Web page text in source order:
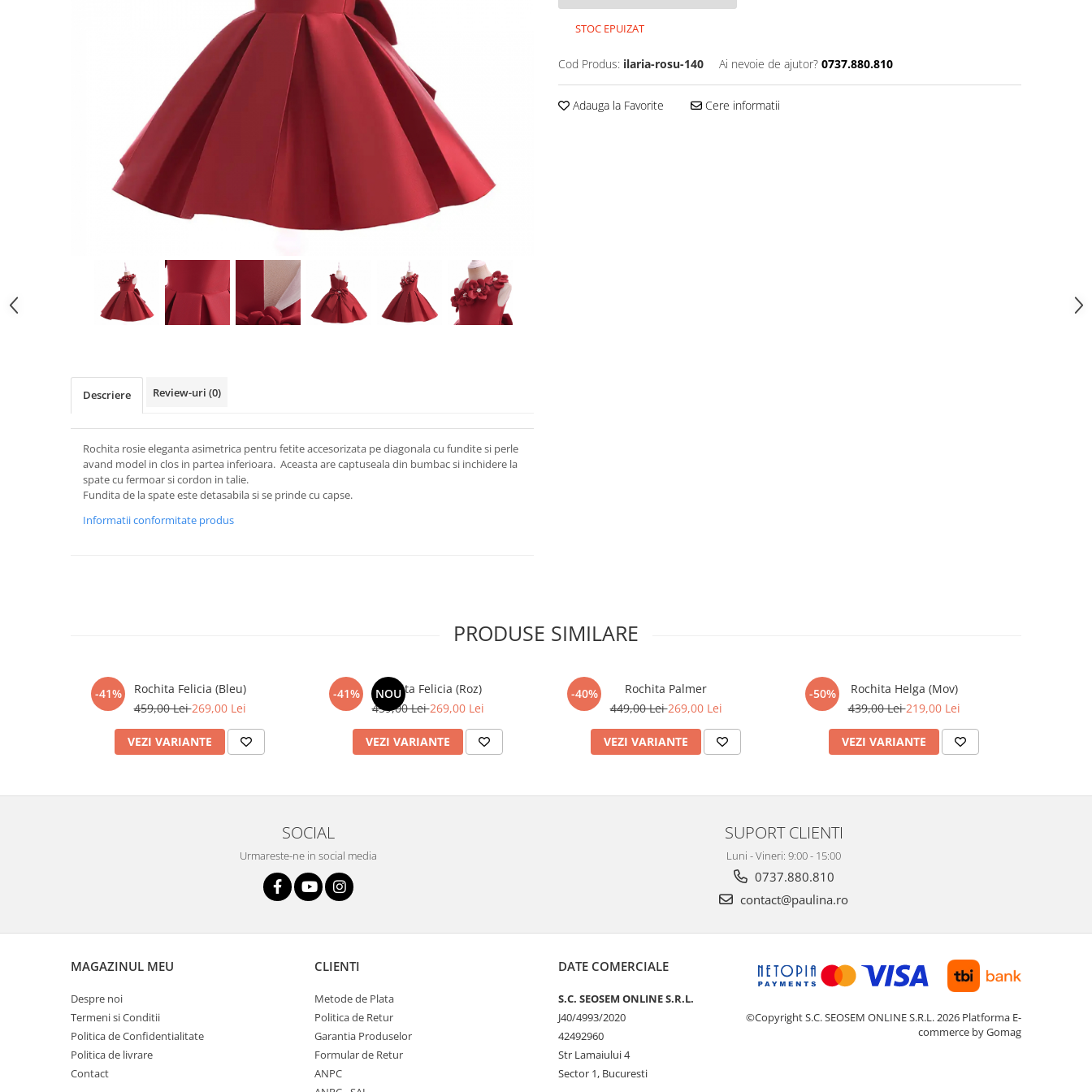
STOC EPUIZAT
Cod Produs: ilaria-rosu-140 Ai nevoie de ajutor? 0737.880.810
Adauga la Favorite Cere informatii
Descriere Review-uri (0)
Rochita rosie eleganta asimetrica pentru fetite accesorizata pe diagonala cu fundite si perle
avand model in clos in partea inferioara. Aceasta are captuseala din bumbac si inchidere la
spate cu fermoar si cordon in talie.
Fundita de la spate este detasabila si se prinde cu capse.
Informatii conformitate produs
PRODUSE SIMILARE
-41%
Rochita Felicia (Bleu)
459,00 Lei269,00 Lei
VEZI VARIANTE
-41% NOU
Rochita Felicia (Roz)
459,00 Lei269,00 Lei
VEZI VARIANTE
-40%
Rochita Palmer
449,00 Lei269,00 Lei
VEZI VARIANTE
-50%
Rochita Helga (Mov)
439,00 Lei219,00 Lei
VEZI VARIANTE
SOCIAL
Urmareste-ne in social media
SUPORT CLIENTI
Luni - Vineri: 9:00 - 15:00
0737.880.810
contact@paulina.ro
MAGAZINUL MEU
Despre noi
Termeni si Conditii
Politica de Confidentialitate
Politica de livrare
Contact
CLIENTI
Metode de Plata
Politica de Retur
Garantia Produselor
Formular de Retur
ANPC
DATE COMERCIALE
S.C. SEOSEM ONLINE S.R.L.
J40/4993/2020
42492960
Str Lamaiului 4
Sector 1, Bucuresti
©Copyright S.C. SEOSEM ONLINE S.R.L. 2026 Platforma E-
commerce by Gomag